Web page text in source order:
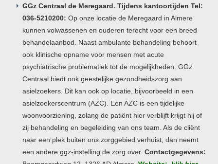
GGz Centraal de Meregaard. Tijdens kantoortijden Tel:
036-5210200: Op onze locatie de Meregaard in Almere
kunnen volwassenen en ouderen terecht voor een breed
behandelaanbod. Naast ambulante behandeling behoort
ook klinische opname voor mensen met acute
psychiatrische problematiek tot de mogelijkheden. GGz
Centraal biedt ook geestelijke gezondheidszorg aan
asielzoekers. Dit kan ook op locatie, bijvoorbeeld in een
asielzoekerscentrum (AZC). Een AZC is een tijdelijke
woonvoorziening, zolang de patiënt hier verblijft krijgt hij of
zij behandeling en begeleiding van ons team. Als de cliënt
naar een plek buiten ons zorggebied verhuist, dan neemt
een andere ggz-instelling de zorg over. Contactgegevens: